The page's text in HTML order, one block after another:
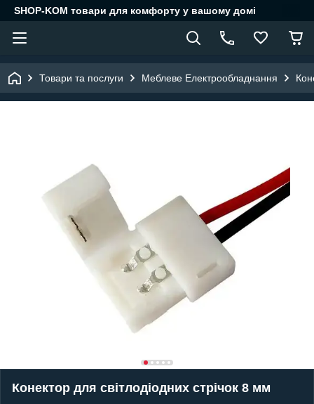
SHOP-KOM товари для комфорту у вашому домі
Товари та послуги Меблеве Електрообладнання
Конектор для світлодіодних стрічок 8 мм